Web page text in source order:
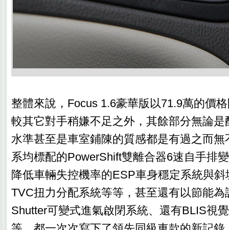
整體來說，Focus 1.6豪華版以71.9萬的價
較其它對手稍嫌不足之外，其餘部分無論
水準甚至是車室鋪陳的質感都是有過之而
系均標配的PowerShift雙離合器6速自手排
降低車輛失控機率的ESP車身穩定系統與
TVC扭力分配系統等等，甚至還有以節能
Shutter可變式進氣啟閉系統、還有BLIS視